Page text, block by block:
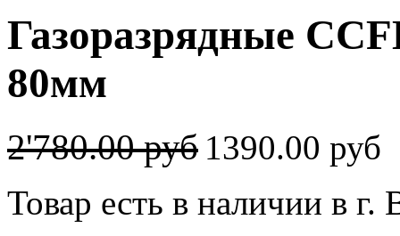
Газоразрядные
80мм
2'780.00 руб 1390.00 руб
Товар есть в наличии в г.